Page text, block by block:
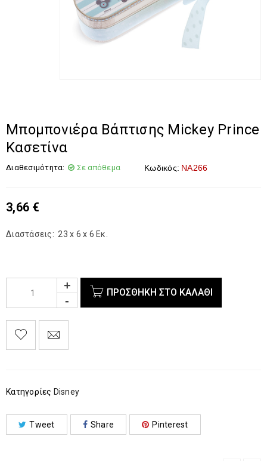
Μπομπονιέρα Βάπτισης Mickey Prince
Κασετίνα
Διαθεσιμότητα: Σε απόθεμα Κωδικός: NA266
3,66 €
Διαστάσεις: 23 x 6 x 6 Εκ.
ΠΡΟΣΘΉΚΗ ΣΤΟ ΚΑΛΆΘΙ
Κατηγορίες Disney
Tweet Share Pinterest